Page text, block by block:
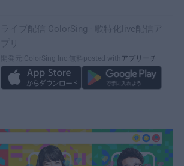
ライブ配信 ColorSing - 歌特化live配信ア
プリ
開発元: ColorSing Inc. posted with アプリーチ